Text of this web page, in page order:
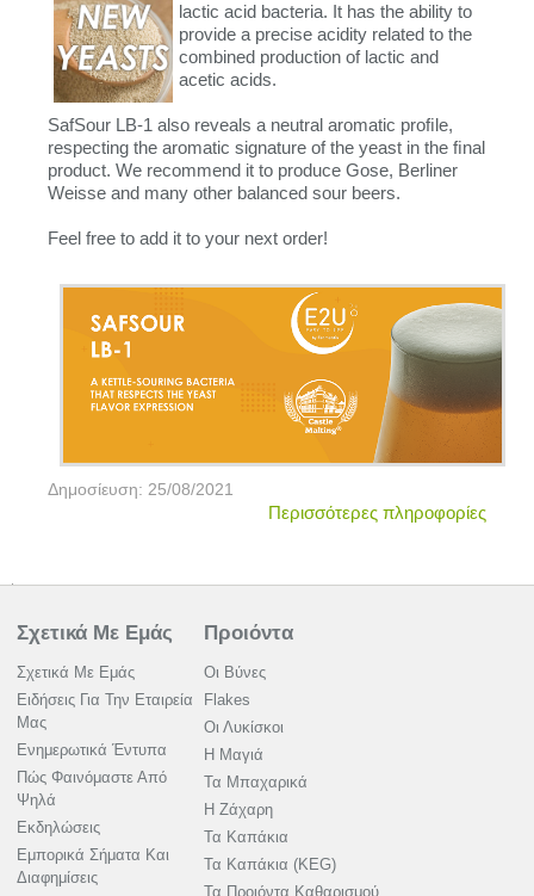
lactic acid bacteria. It has the ability to
provide a precise acidity related to the
combined production of lactic and
acetic acids.
SafSour LB-1 also reveals a neutral aromatic proﬁle,
respecting the aromatic signature of the yeast in the ﬁnal
product. We recommend it to produce Gose, Berliner
Weisse and many other balanced sour beers.
Feel free to add it to your next order!
Δημοσίευση: 25/08/2021
Περισσότερες πληροφορίες
Σχετικά Με Εμάς
Σχετικά Με Εμάς
Ειδήσεις Για Την Εταιρεία
Μας
Ενημερωτικά Έντυπα
Πώς Φαινόμαστε Από
Ψηλά
Εκδηλώσεις
Εμπορικά Σήματα Και
Διαφημίσεις
Προιόντα
Οι Βύνες
Flakes
Οι Λυκίσκοι
Η Μαγιά
Τα Μπαχαρικά
Η Ζάχαρη
Τα Καπάκια
Τα Καπάκια (KEG)
Τα Προιόντα Καθαρισμού